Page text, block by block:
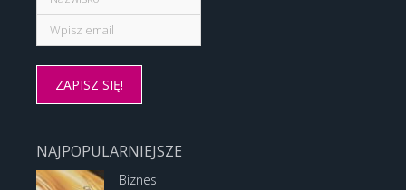
NAJPOPULARNIEJSZE
Biznes